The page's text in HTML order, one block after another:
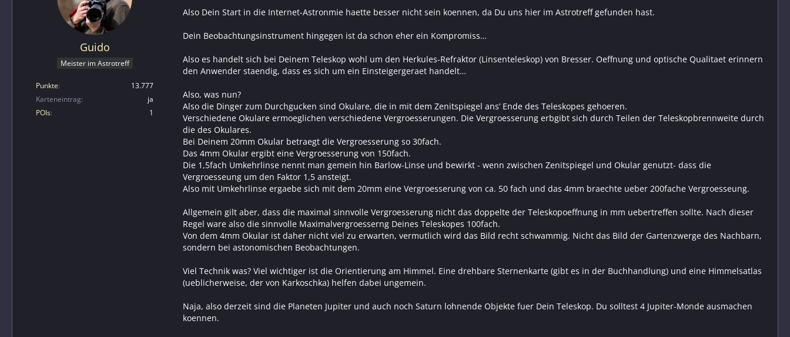
Guido
Meister im Astrotreff
Punkte
13.777
Karteneintrag
ja
POIs
1
Also Dein Start in die Internet-Astronmie haette besser nicht sein koennen, da Du uns hier im Astrotreff gefunden hast.
Dein Beobachtungsinstrument hingegen ist da schon eher ein Kompromiss…
Also es handelt sich bei Deinem Teleskop wohl um den Herkules-Refraktor (Linsenteleskop) von Bresser. Oeffnung und optische Qualitaet erinnern
den Anwender staendig, dass es sich um ein Einsteigergeraet handelt…
Also, was nun?
Also die Dinger zum Durchgucken sind Okulare, die in mit dem Zenitspiegel ans’ Ende des Teleskopes gehoeren.
Verschiedene Okulare ermoeglichen verschiedene Vergroesserungen. Die Vergroesserung erbgibt sich durch Teilen der Teleskopbrennweite durch
die des Okulares.
Bei Deinem 20mm Okular betraegt die Vergroesserung so 30fach.
Das 4mm Okular ergibt eine Vergroesserung von 150fach.
Die 1,5fach Umkehrlinse nennt man gemein hin Barlow-Linse und bewirkt - wenn zwischen Zenitspiegel und Okular genutzt- dass die
Vergroesseung um den Faktor 1,5 ansteigt.
Also mit Umkehrlinse ergaebe sich mit dem 20mm eine Vergroesserung von ca. 50 fach und das 4mm braechte ueber 200fache Vergroesseung.
Allgemein gilt aber, dass die maximal sinnvolle Vergroesserung nicht das doppelte der Teleskopoeffnung in mm uebertreffen sollte. Nach dieser
Regel ware also die sinnvolle Maximalvergroesserng Deines Teleskopes 100fach.
Von dem 4mm Okular ist daher nicht viel zu erwarten, vermutlich wird das Bild recht schwammig. Nicht das Bild der Gartenzwerge des Nachbarn,
sondern bei astonomischen Beobachtungen.
Viel Technik was? Viel wichtiger ist die Orientierung am Himmel. Eine drehbare Sternenkarte (gibt es in der Buchhandlung) und eine Himmelsatlas
(ueblicherweise, der von Karkoschka) helfen dabei ungemein.
Naja, also derzeit sind die Planeten Jupiter und auch noch Saturn lohnende Objekte fuer Dein Teleskop. Du solltest 4 Jupiter-Monde ausmachen
koennen.